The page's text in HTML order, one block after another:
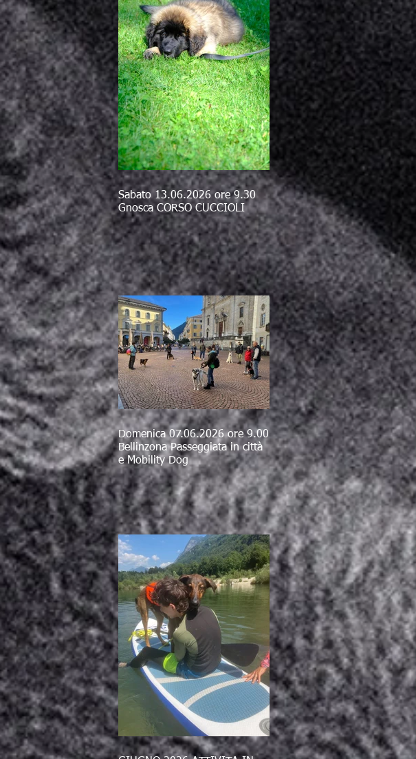
Sabato 13.06.2026 ore 9.30
Gnosca CORSO CUCCIOLI
Domenica 07.06.2026 ore 9.00
Bellinzona Passeggiata in città
e Mobility Dog